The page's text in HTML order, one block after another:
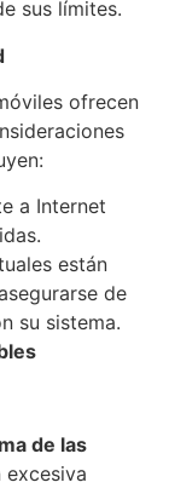
sus límites.
ofrecen
a Internet
están
de
su sistema.
de las